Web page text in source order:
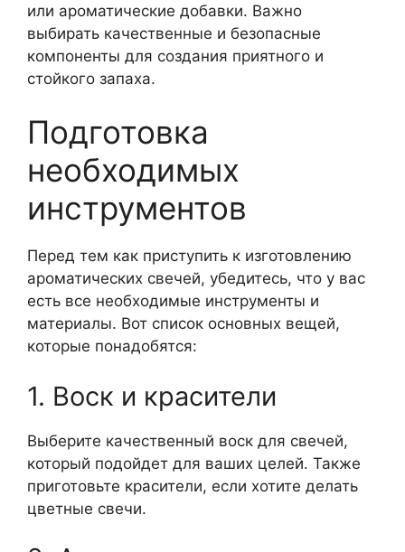
или ароматические добавки. Важно
выбирать качественные и безопасные
компоненты для создания приятного и
стойкого запаха.
Подготовка
необходимых
инструментов
Перед тем как приступить к изготовлению
ароматических свечей, убедитесь, что у вас
есть все необходимые инструменты и
материалы. Вот список основных вещей,
которые понадобятся:
1. Воск и красители
Выберите качественный воск для свечей,
который подойдет для ваших целей. Также
приготовьте красители, если хотите делать
цветные свечи.